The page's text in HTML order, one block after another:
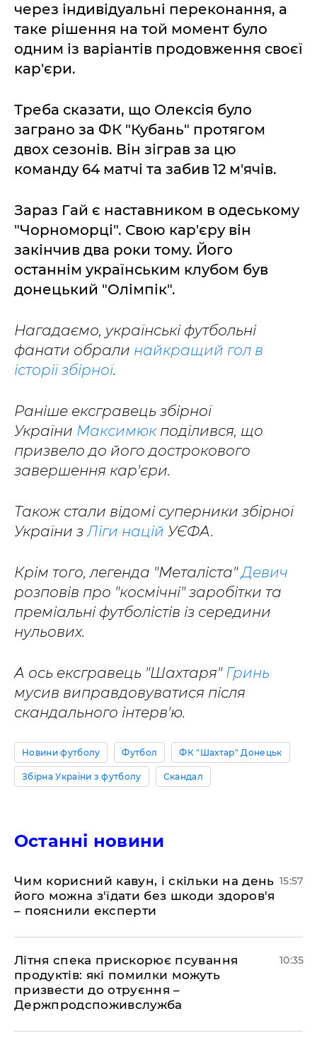
через індивідуальні переконання, а
таке рішення на той момент було
одним із варіантів продовження своєї
кар'єри.
Треба сказати, що Олексія було
заграно за ФК "Кубань" протягом
двох сезонів. Він зіграв за цю
команду 64 матчі та забив 12 м'ячів.
Зараз Гай є наставником в одеському
"Чорноморці". Свою кар'єру він
закінчив два роки тому. Його
останнім українським клубом був
донецький "Олімпік".
Нагадаємо, українські футбольні
фанати обрали найкращий гол в
історії збірної.
Раніше ексгравець збірної
України Максимюк поділився, що
призвело до його дострокового
завершення кар'єри.
Також стали відомі суперники збірної
України з Ліги націй УЄФА.
Крім того, легенда "Металіста" Девич
розповів про "космічні" заробітки та
преміальні футболістів із середини
нульових.
А ось ексгравець "Шахтаря" Гринь
мусив виправдовуватися після
скандального інтерв'ю.
Новини футболу Футбол ФК "Шахтар" Донецьк
Збірна України з футболу Скандал
Останні новини
Чим корисний кавун, і скільки на день
його можна з'їдати без шкоди здоров'я
– пояснили експерти
15:57
Літня спека прискорює псування
продуктів: які помилки можуть
призвести до отруєння –
Держпродспоживслужба
10:35